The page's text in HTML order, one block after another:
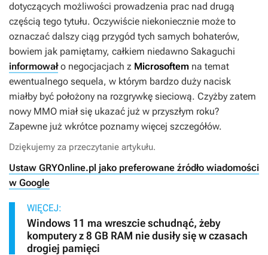
dotyczących możliwości prowadzenia prac nad drugą
częścią tego tytułu. Oczywiście niekoniecznie może to
oznaczać dalszy ciąg przygód tych samych bohaterów,
bowiem jak pamiętamy, całkiem niedawno Sakaguchi
informowało negocjacjach z Microsoftem na temat
ewentualnego sequela, w którym bardzo duży nacisk
miałby być położony na rozgrywkę sieciową. Czyżby zatem
nowy MMO miał się ukazać już w przyszłym roku?
Zapewne już wkrótce poznamy więcej szczegółów.
Dziękujemy za przeczytanie artykułu.
Ustaw GRYOnline.pl jako preferowane źródło wiadomości
w Google
WIĘCEJ:
Windows 11 ma wreszcie schudnąć, żeby
komputery z 8 GB RAM nie dusiły się w czasach
drogiej pamięci